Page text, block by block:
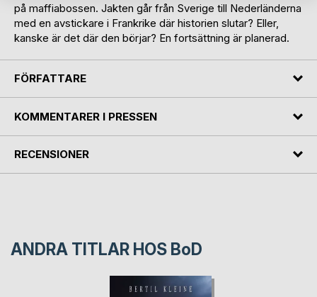
på maffiabossen. Jakten går från Sverige till Nederländerna
med en avstickare i Frankrike där historien slutar? Eller,
kanske är det där den börjar? En fortsättning är planerad.
FÖRFATTARE
KOMMENTARER I PRESSEN
RECENSIONER
ANDRA TITLAR HOS BoD